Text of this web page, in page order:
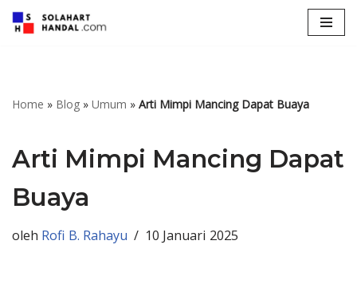
Home » Blog » Umum » Arti Mimpi Mancing Dapat Buaya
Arti Mimpi Mancing Dapat
Buaya
oleh Rofi B. Rahayu 10 Januari 2025